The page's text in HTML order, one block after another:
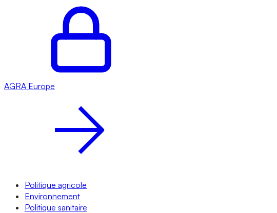
AGRA Europe
Politique agricole
Environnement
Politique sanitaire